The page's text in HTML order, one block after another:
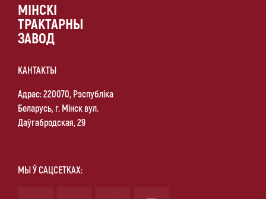
МІНСКІ
ТРАКТАРНЫ
ЗАВОД
КАНТАКТЫ
Адрас: 220070, Рэспубліка
Беларусь, г. Мінск вул.
Даўгабродская, 29
МЫ Ў САЦСЕТКАХ: